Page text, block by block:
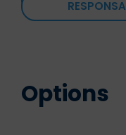
Options